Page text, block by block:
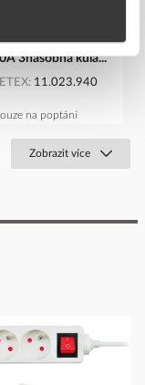
rozbočovací
3násobná kula...
11.023.940
na poptání
Zobrazit více